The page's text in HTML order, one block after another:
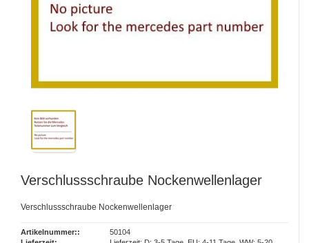
Verschlussschraube Nockenwellenlager
Verschlussschraube Nockenwellenlager
Artikelnummer::
50104